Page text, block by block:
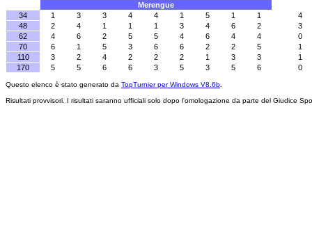
Merengue
34
1 3 3 4 4 1 5 1 1
4
48
2 4 1 1 1 3 4 6 2
3
62
4 6 2 5 5 4 6 4 4
0
70
6 1 5 3 6 6 2 2 5
1
110
3 2 4 2 2 2 1 3 3
1
170
5 5 6 6 3 5 3 5 6 0
Questo elenco è stato generato da TopTurnier per Windows V8.6b
Risultati provvisori. I risultati saranno ufficiali solo dopo l'omologazione da parte del Giudice